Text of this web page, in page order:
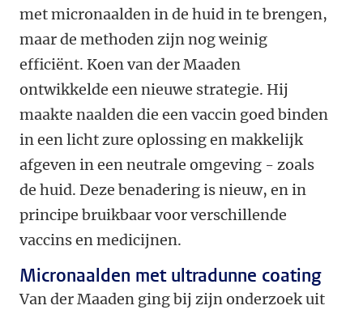
met micronaalden in de huid in te brengen,
maar de methoden zijn nog weinig
efficiënt. Koen van der Maaden
ontwikkelde een nieuwe strategie. Hij
maakte naalden die een vaccin goed binden
in een licht zure oplossing en makkelijk
afgeven in een neutrale omgeving - zoals
de huid. Deze benadering is nieuw, en in
principe bruikbaar voor verschillende
vaccins en medicijnen.
Micronaalden met ultradunne coating
Van der Maaden ging bij zijn onderzoek uit